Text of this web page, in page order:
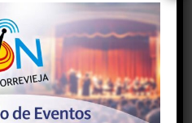
un periodismo de calidad,
interés general.
-